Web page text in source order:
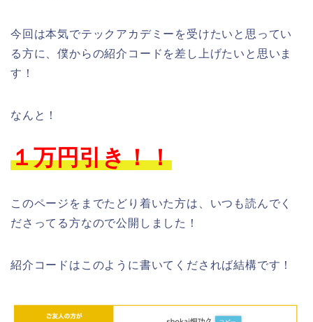
今回は本気でテックアカデミーを受けたいと思ってい
る方に、僕からの紹介コードを差し上げたいと思いま
す！
なんと！
１万円引き！！
このページをまでたどり着いた方は、いつも読んでく
ださってる方なので公開しました！
紹介コードはこのように書いてくだされば結構です！